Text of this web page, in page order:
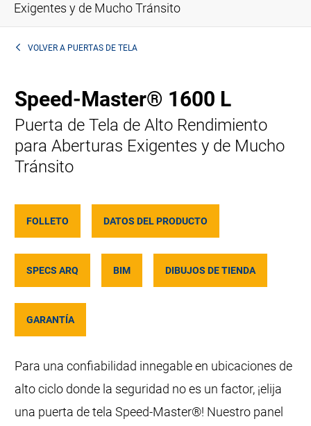
Exigentes y de Mucho Tránsito
VOLVER A PUERTAS DE TELA
Speed-Master® 1600 L
Puerta de Tela de Alto Rendimiento
para Aberturas Exigentes y de Mucho
Tránsito
FOLLETO DATOS DEL PRODUCTO
SPECS ARQ BIM DIBUJOS DE TIENDA
GARANTÍA
Para una confiabilidad innegable en ubicaciones de
alto ciclo donde la seguridad no es un factor, ¡elija
una puerta de tela Speed-Master®! Nuestro panel